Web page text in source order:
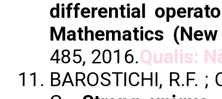
differential
Mathematics
485, 2016.Qualis:
BAROSTICHI, R.F. ;